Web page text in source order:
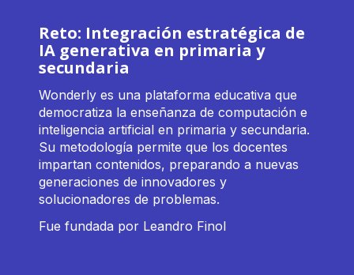
Reto: Integración estratégica de
IA generativa en primaria y
secundaria
Wonderly es una plataforma educativa que
democratiza la enseñanza de computación e
inteligencia artificial en primaria y secundaria.
Su metodología permite que los docentes
impartan contenidos, preparando a nuevas
generaciones de innovadores y
solucionadores de problemas.
Fue fundada por Leandro Finol